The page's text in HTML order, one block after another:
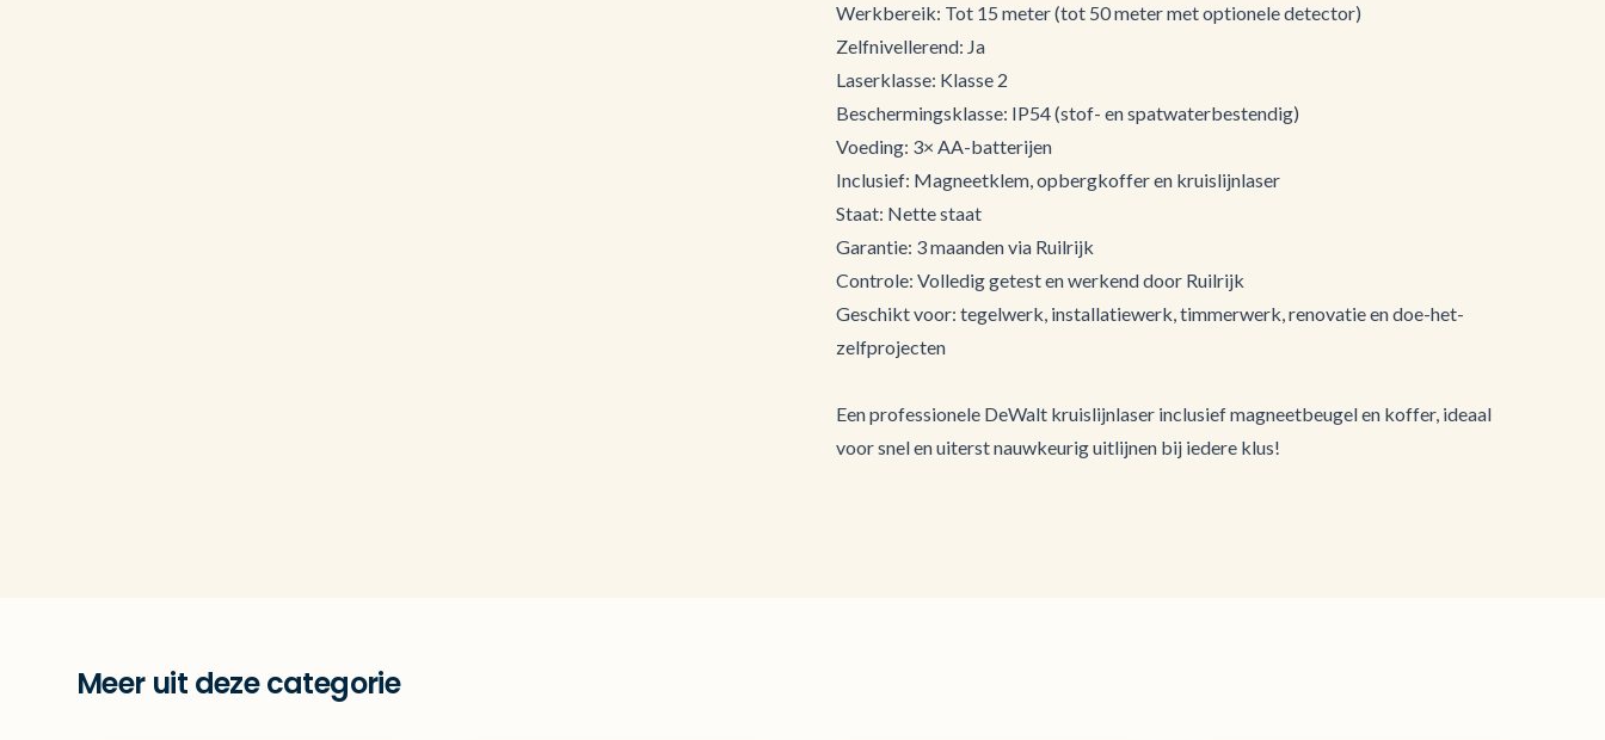
Werkbereik: Tot 15 meter (tot 50 meter met optionele detector)
Zelfnivellerend: Ja
Laserklasse: Klasse 2
Beschermingsklasse: IP54 (stof- en spatwaterbestendig)
Voeding: 3× AA-batterijen
Inclusief: Magneetklem, opbergkoffer en kruislijnlaser
Staat: Nette staat
Garantie: 3 maanden via Ruilrijk
Controle: Volledig getest en werkend door Ruilrijk
Geschikt voor: tegelwerk, installatiewerk, timmerwerk, renovatie en doe-het-
zelfprojecten
Een professionele DeWalt kruislijnlaser inclusief magneetbeugel en koffer, ideaal
voor snel en uiterst nauwkeurig uitlijnen bij iedere klus!
Meer uit deze categorie